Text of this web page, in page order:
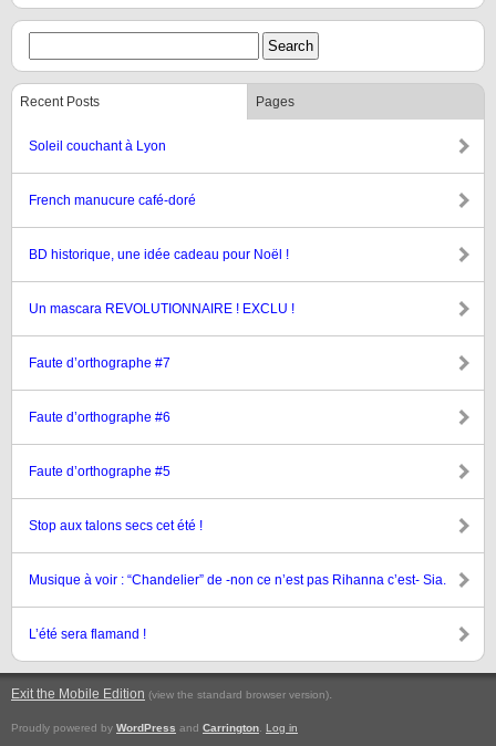
Recent Posts Pages
Soleil couchant à Lyon
French manucure café-doré
BD historique, une idée cadeau pour Noël !
Un mascara REVOLUTIONNAIRE ! EXCLU !
Faute d’orthographe #7
Faute d’orthographe #6
Faute d’orthographe #5
Stop aux talons secs cet été !
Musique à voir : “Chandelier” de -non ce n’est pas Rihanna c’est- Sia.
L’été sera flamand !
Exit the Mobile Edition (view the standard browser version).
Proudly powered by WordPress and Carrington
Log in